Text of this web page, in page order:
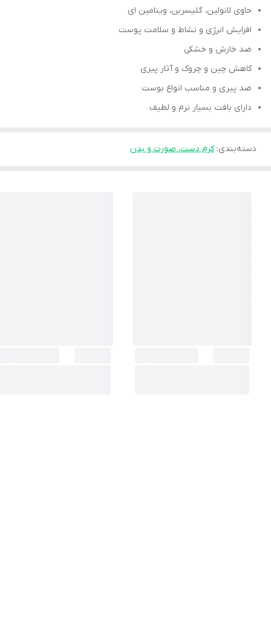
حاوی لانولین، گلیسرین، ویتامین ای
افزایش انرژی و نشاط و سلامت پوست
ضد خارش و خشکی
کاهش چین و چروک و آثار پیری
ضد پیری و مناسب انواع بوست
دارای بافت بسیار نرم و لطیف
دسته‌بندی:کرم دست، صورت و بدن